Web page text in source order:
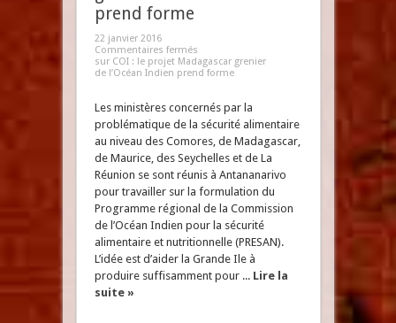
prend forme
22 janvier 2016
Commentaires fermés
sur COI : le projet Madagascar grenier
de l’Océan Indien prend forme
Les ministères concernés par la
problématique de la sécurité alimentaire
au niveau des Comores, de Madagascar,
de Maurice, des Seychelles et de La
Réunion se sont réunis à Antananarivo
pour travailler sur la formulation du
Programme régional de la Commission
de l’Océan Indien pour la sécurité
alimentaire et nutritionnelle (PRESAN).
L’idée est d’aider la Grande Ile à
produire suffisamment pour ... Lire la
suite »